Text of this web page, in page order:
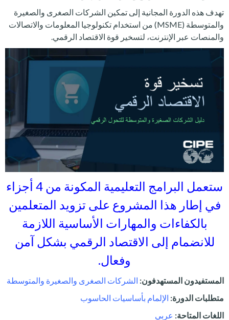
تهدف هذه الدورة المجانية إلى تمكين الشركات الصغرى والصغيرة
والمتوسطة (MSME) من استخدام تكنولوجيا المعلومات والاتصالات
والمنصات عبر الإنترنت، لتسخير قوة الاقتصاد الرقمي.
ستعمل البرامج التعليمية المكونة من 4 أجزاء
في إطار هذا المشروع على تزويد المتعلمين
بالكفاءات والمهارات الأساسية اللازمة
للانضمام إلى الاقتصاد الرقمي بشكل آمن
وفعال.
المستفيدون المستهدفون: الشركات الصغرى والصغيرة والمتوسطة
متطلبات الدورة: الإلمام بأساسيات الحاسوب
اللغات المتاحة: عربي